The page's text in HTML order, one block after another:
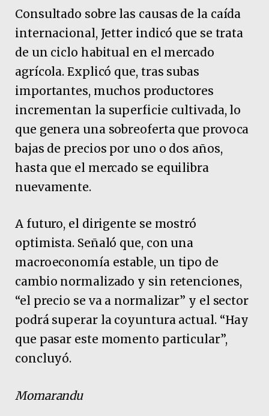
Consultado sobre las causas de la caída
internacional, Jetter indicó que se trata
de un ciclo habitual en el mercado
agrícola. Explicó que, tras subas
importantes, muchos productores
incrementan la superficie cultivada, lo
que genera una sobreoferta que provoca
bajas de precios por uno o dos años,
hasta que el mercado se equilibra
nuevamente.
A futuro, el dirigente se mostró
optimista. Señaló que, con una
macroeconomía estable, un tipo de
cambio normalizado y sin retenciones,
“el precio se va a normalizar” y el sector
podrá superar la coyuntura actual. “Hay
que pasar este momento particular”,
concluyó.
Momarandu